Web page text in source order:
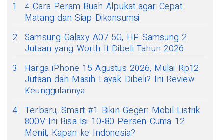
1
4 Cara Peram Buah Alpukat agar Cepat
Matang dan Siap Dikonsumsi
2 Samsung Galaxy A07 5G, HP Samsung 2
Jutaan yang Worth It Dibeli Tahun 2026
3
Harga iPhone 15 Agustus 2026, Mulai Rp12
Jutaan dan Masih Layak Dibeli? Ini Review
Keunggulannya
4 Terbaru, Smart #1 Bikin Geger: Mobil Listrik
800V Ini Bisa Isi 10-80 Persen Cuma 12
Menit, Kapan ke Indonesia?